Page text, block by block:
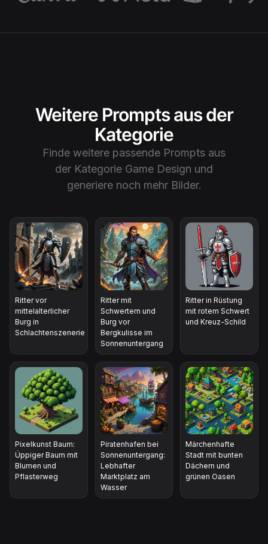
Weitere Prompts aus der
Kategorie
Finde weitere passende Prompts aus
der Kategorie Game Design und
generiere noch mehr Bilder.
Ritter vor
mittelalterlicher
Burg in
Schlachtenszenerie
Ritter mit
Schwertern und
Burg vor
Bergkulisse im
Sonnenuntergang
Ritter in Rüstung
mit rotem Schwert
und Kreuz-Schild
Pixelkunst Baum:
Üppiger Baum mit
Blumen und
Pflasterweg
Piratenhafen bei
Sonnenuntergang:
Lebhafter
Marktplatz am
Wasser
Märchenhafte
Stadt mit bunten
Dächern und
grünen Oasen